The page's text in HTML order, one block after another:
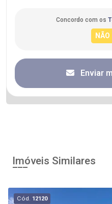
Concordo com os
Enviar
Imóveis Similares
Cód. 12120